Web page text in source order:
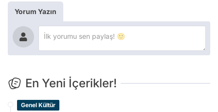
Yorum Yazın
En Yeni İçerikler!
Genel Kültür